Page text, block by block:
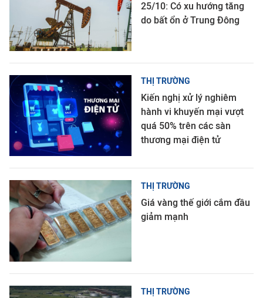
25/10: Có xu hướng tăng
do bất ổn ở Trung Đông
THỊ TRƯỜNG
Kiến nghị xử lý nghiêm
hành vi khuyến mại vượt
quá 50% trên các sàn
thương mại điện tử
THỊ TRƯỜNG
Giá vàng thế giới cắm đầu
giảm mạnh
THỊ TRƯỜNG